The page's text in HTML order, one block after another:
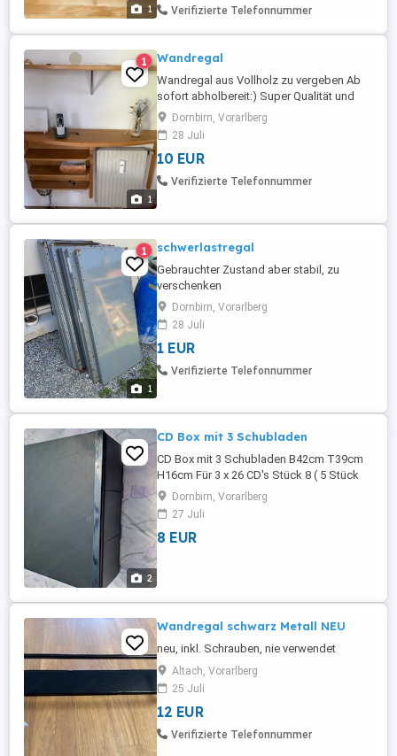
1 Verifizierte Telefonnummer
1
1 Wandregal
Wandregal aus Vollholz zu vergeben Ab
sofort abholbereit:) Super Qualität und
Zustand Bei Fragen oder Interesse gerne
melden:)!
Dornbirn, Vorarlberg
28 Juli
10 EUR
Verifizierte Telefonnummer
1
1 schwerlastregal
Gebrauchter Zustand aber stabil, zu
verschenken
Dornbirn, Vorarlberg
28 Juli
1 EUR
Verifizierte Telefonnummer
2
CD Box mit 3 Schubladen
CD Box mit 3 Schubladen B42cm T39cm
H16cm Für 3 x 26 CD's Stück 8 ( 5 Stück
35 )Dornbirn, Vorarlberg
27 Juli
8 EUR
Wandregal schwarz Metall NEU
neu, inkl. Schrauben, nie verwendet
Altach, Vorarlberg
25 Juli
12 EUR
Verifizierte Telefonnummer